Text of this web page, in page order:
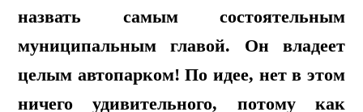
назвать самым состоятельным
муниципальным главой. Он владеет
целым автопарком! По идее, нет в этом
ничего удивительного, потому как